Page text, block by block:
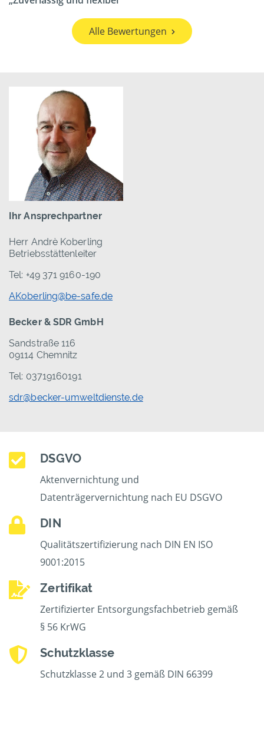
Alle Bewertungen
Ihr Ansprechpartner
Herr Andrè Koberling
Betriebsstättenleiter
Tel: +49 371 9160-190
AKoberling@be-safe.de
Becker & SDR GmbH
Sandstraße 116
09114 Chemnitz
Tel: 03719160191
sdr@becker-umweltdienste.de
DSGVO
Aktenvernichtung und
Datenträgervernichtung nach EU DSGVO
DIN
Qualitätszertifizierung nach DIN EN ISO
9001:2015
Zertifikat
Zertifizierter Entsorgungsfachbetrieb gemäß
§ 56 KrWG
Schutzklasse
Schutzklasse 2 und 3 gemäß DIN 66399